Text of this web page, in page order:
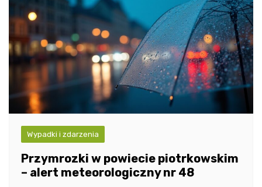
Wypadki i zdarzenia
Przymrozki w powiecie piotrkowskim
– alert meteorologiczny nr 48